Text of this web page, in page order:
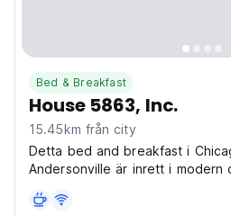
Bed & Breakfast
House 5863, Inc.
15.45km från city
Detta bed and breakfast i
Andersonville är inrett i modern